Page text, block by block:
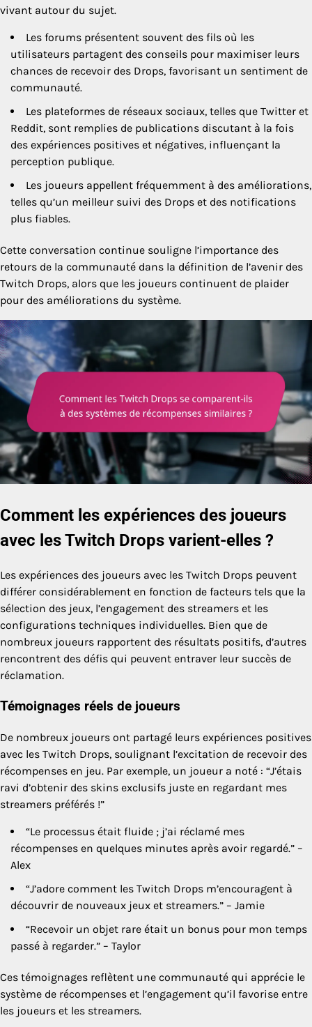
vivant autour du sujet.
Les forums présentent souvent des fils où les
utilisateurs partagent des conseils pour maximiser leurs
chances de recevoir des Drops, favorisant un sentiment de
communauté.
Les plateformes de réseaux sociaux, telles que Twitter et
Reddit, sont remplies de publications discutant à la fois
des expériences positives et négatives, influençant la
perception publique.
Les joueurs appellent fréquemment à des améliorations,
telles qu’un meilleur suivi des Drops et des notifications
plus fiables.
Cette conversation continue souligne l’importance des
retours de la communauté dans la définition de l’avenir des
Twitch Drops, alors que les joueurs continuent de plaider
pour des améliorations du système.
Comment les expériences des joueurs
avec les Twitch Drops varient-elles ?
Les expériences des joueurs avec les Twitch Drops peuvent
différer considérablement en fonction de facteurs tels que la
sélection des jeux, l’engagement des streamers et les
configurations techniques individuelles. Bien que de
nombreux joueurs rapportent des résultats positifs, d’autres
rencontrent des défis qui peuvent entraver leur succès de
réclamation.
Témoignages réels de joueurs
De nombreux joueurs ont partagé leurs expériences positives
avec les Twitch Drops, soulignant l’excitation de recevoir des
récompenses en jeu. Par exemple, un joueur a noté : “J’étais
ravi d’obtenir des skins exclusifs juste en regardant mes
streamers préférés !”
“Le processus était fluide ; j’ai réclamé mes
récompenses en quelques minutes après avoir regardé.” –
Alex
“J’adore comment les Twitch Drops m’encouragent à
découvrir de nouveaux jeux et streamers.” – Jamie
“Recevoir un objet rare était un bonus pour mon temps
passé à regarder.” – Taylor
Ces témoignages reflètent une communauté qui apprécie le
système de récompenses et l’engagement qu’il favorise entre
les joueurs et les streamers.